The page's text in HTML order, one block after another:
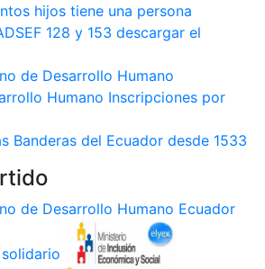
hijos tiene una persona
128 y 153 descargar el
de Desarrollo Humano
Humano Inscripciones por
Banderas del Ecuador desde 1533
de Desarrollo Humano Ecuador